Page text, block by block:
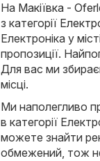
На Макіївка -
з категорії
Електроніка у
пропозиції.
Для вас ми
місці.
Ми наполегливо
в категорії
можете знайти
обмежений, тож